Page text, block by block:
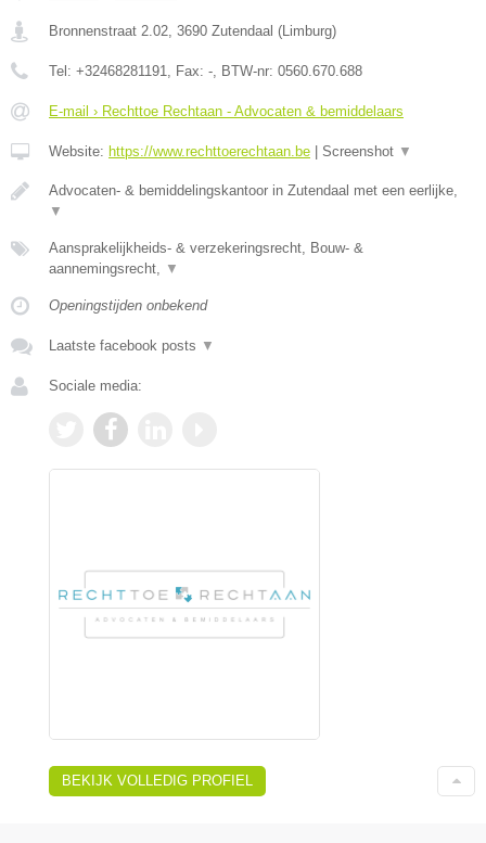
Bronnenstraat 2.02 3690 Zutendaal ( Limburg)
Tel: +32468281191 , Fax: - , BTW-nr: 0560.670.688
E-mail › Rechttoe Rechtaan - Advocaten & bemiddelaars
Website: https://www.rechttoerechtaan.be Screenshot ▼
Advocaten- & bemiddelingskantoor in Zutendaal met een eerlijke,
▼
Aansprakelijkheids- & verzekeringsrecht, Bouw- &
aannemingsrecht,
▼
Openingstijden onbekend
Laatste facebook posts ▼
Sociale media:
BEKIJK VOLLEDIG PROFIEL